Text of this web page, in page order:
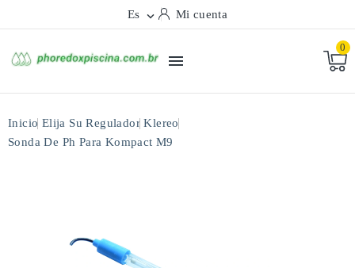
Es  Mi cuenta

0
Inicio Elija Su Regulador Klereo
Sonda De Ph Para Kompact M9